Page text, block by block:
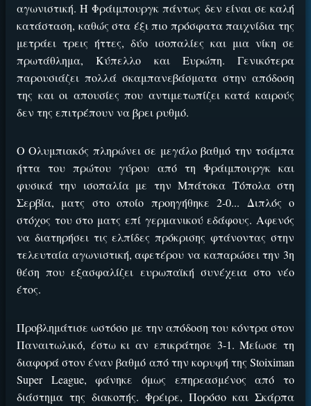
αγωνιστική. Η Φράιμπουργκ πάντως δεν είναι σε καλή
κατάσταση, καθώς στα έξι πιο πρόσφατα παιχνίδια της
μετράει τρεις ήττες, δύο ισοπαλίες και μια νίκη σε
πρωτάθλημα, Κύπελλο και Ευρώπη. Γενικότερα
παρουσιάζει πολλά σκαμπανεβάσματα στην απόδοση
της και οι απουσίες που αντιμετωπίζει κατά καιρούς
δεν της επιτρέπουν να βρει ρυθμό.
Ο Ολυμπιακός πληρώνει σε μεγάλο βαθμό την τσάμπα
ήττα του πρώτου γύρου από τη Φράιμπουργκ και
φυσικά την ισοπαλία με την Μπάτσκα Τόπολα στη
Σερβία, ματς στο οποίο προηγήθηκε 2-0... Διπλός ο
στόχος του στο ματς επί γερμανικού εδάφους. Αφενός
να διατηρήσει τις ελπίδες πρόκρισης φτάνοντας στην
τελευταία αγωνιστική, αφετέρου να καπαρώσει την 3η
θέση που εξασφαλίζει ευρωπαϊκή συνέχεια στο νέο
έτος.
Προβλημάτισε ωστόσο με την απόδοση του κόντρα στον
Παναιτωλικό, έστω κι αν επικράτησε 3-1. Μείωσε τη
διαφορά στον έναν βαθμό από την κορυφή της Stoiximan
Super League, φάνηκε όμως επηρεασμένος από το
διάστημα της διακοπής. Φρέιρε, Πορόσο και Σκάρπα